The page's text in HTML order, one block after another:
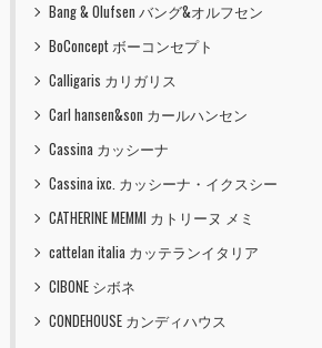
Bang & Olufsen バング&オルフセン
BoConcept ボーコンセプト
Calligaris カリガリス
Carl hansen&son カールハンセン
Cassina カッシーナ
Cassina ixc. カッシーナ・イクスシー
CATHERINE MEMMI カトリーヌ メミ
cattelan italia カッテランイタリア
CIBONE シボネ
CONDEHOUSE カンディハウス